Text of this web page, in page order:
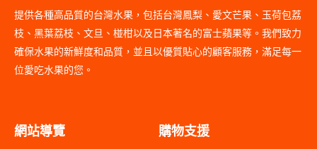
提供各種高品質的台灣水果，包括台灣鳳梨、愛文芒果、玉荷包荔
枝、黑葉荔枝、文旦、椪柑以及日本著名的富士蘋果等。我們致力
確保水果的新鮮度和品質，並且以優質貼心的顧客服務，滿足每一
位愛吃水果的您。
網站導覽 購物支援